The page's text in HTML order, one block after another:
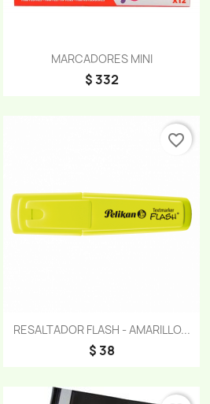
MARCADORES MINI
$ 332
Vista rápida
RESALTADOR FLASH - AMARILLO...
$ 38
Vista rápida
favorite_border